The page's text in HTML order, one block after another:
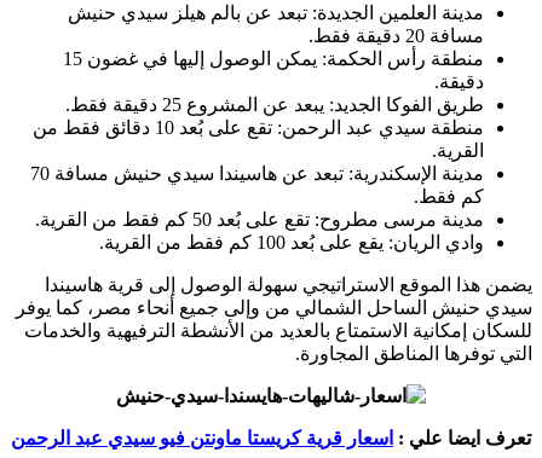
مدينة العلمين الجديدة: تبعد عن بالم هيلز سيدي حنيش
مسافة 20 دقيقة فقط.
منطقة رأس الحكمة: يمكن الوصول إليها في غضون 15
دقيقة.
طريق الفوكا الجديد: يبعد عن المشروع 25 دقيقة فقط.
منطقة سيدي عبد الرحمن: تقع على بُعد 10 دقائق فقط من
القرية.
مدينة الإسكندرية: تبعد عن هاسيندا سيدي حنيش مسافة 70
كم فقط.
مدينة مرسى مطروح: تقع على بُعد 50 كم فقط من القرية.
وادي الريان: يقع على بُعد 100 كم فقط من القرية.
يضمن هذا الموقع الاستراتيجي سهولة الوصول إلى قرية هاسيندا
سيدي حنيش الساحل الشمالي من وإلى جميع أنحاء مصر، كما يوفر
للسكان إمكانية الاستمتاع بالعديد من الأنشطة الترفيهية والخدمات
التي توفرها المناطق المجاورة.
تعرف ايضا علي : اسعار قرية كريستا ماونتن فيو سيدي عبد الرحمن